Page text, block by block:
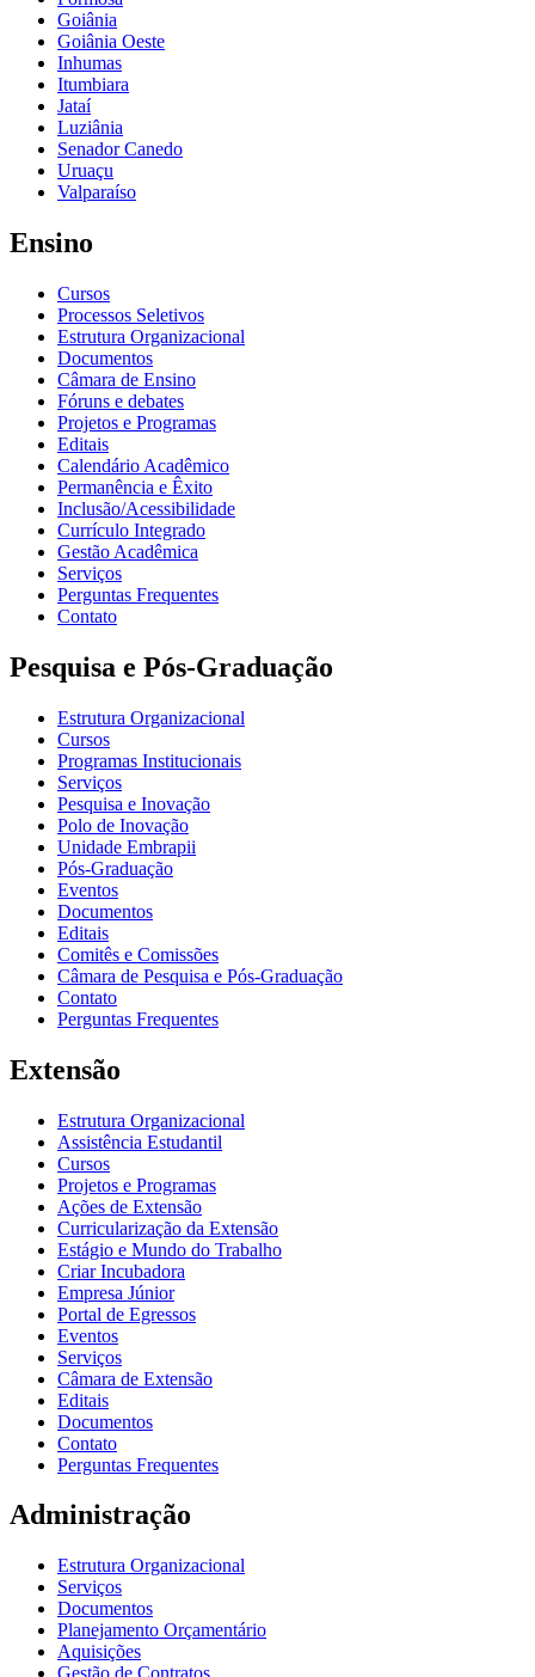
Goiânia
Goiânia Oeste
Inhumas
Itumbiara
Jataí
Luziânia
Senador Canedo
Uruaçu
Valparaíso
Ensino
Cursos
Processos Seletivos
Estrutura Organizacional
Documentos
Câmara de Ensino
Fóruns e debates
Projetos e Programas
Editais
Calendário Acadêmico
Permanência e Êxito
Inclusão/Acessibilidade
Currículo Integrado
Gestão Acadêmica
Serviços
Perguntas Frequentes
Contato
Pesquisa e Pós-Graduação
Estrutura Organizacional
Cursos
Programas Institucionais
Serviços
Pesquisa e Inovação
Polo de Inovação
Unidade Embrapii
Pós-Graduação
Eventos
Documentos
Editais
Comitês e Comissões
Câmara de Pesquisa e Pós-Graduação
Contato
Perguntas Frequentes
Extensão
Estrutura Organizacional
Assistência Estudantil
Cursos
Projetos e Programas
Ações de Extensão
Curricularização da Extensão
Estágio e Mundo do Trabalho
Criar Incubadora
Empresa Júnior
Portal de Egressos
Eventos
Serviços
Câmara de Extensão
Editais
Documentos
Contato
Perguntas Frequentes
Administração
Estrutura Organizacional
Serviços
Documentos
Planejamento Orçamentário
Aquisições